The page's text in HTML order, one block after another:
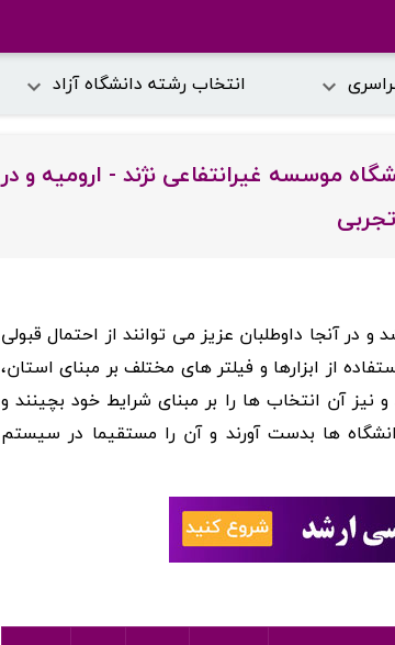
انتخاب رشته دانشگاه آزاد
رشته کنکور سراسری سال 1397 در دانشگاه موسسه غیرانتفاعی نژند - ارومیه و در
در آنجا داوطلبان عزیز می توانند از احتمال قبولی
از ابزارها و فیلتر های مختلف بر مبنای استان،
آن انتخاب ها را بر مبنای شرایط خود بچینند و
ها بدست آورند و آن را مستقیما در سیستم